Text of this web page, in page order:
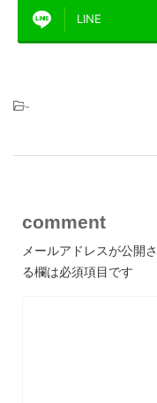
LINE
-
comment
メールアドレスが公開
る欄は必須項目です